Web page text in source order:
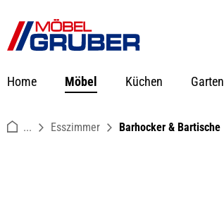
Zur Hauptnavigation springen
Home Möbel Küchen Garten
... Esszimmer Barhocker & Bartische